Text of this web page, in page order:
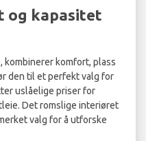
og kapasitet
, kombinerer komfort, plass
den til et perfekt valg for
uslåelige priser for
Det romslige interiøret
valg for å utforske